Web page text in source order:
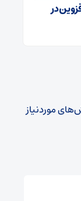
در
موردنیاز